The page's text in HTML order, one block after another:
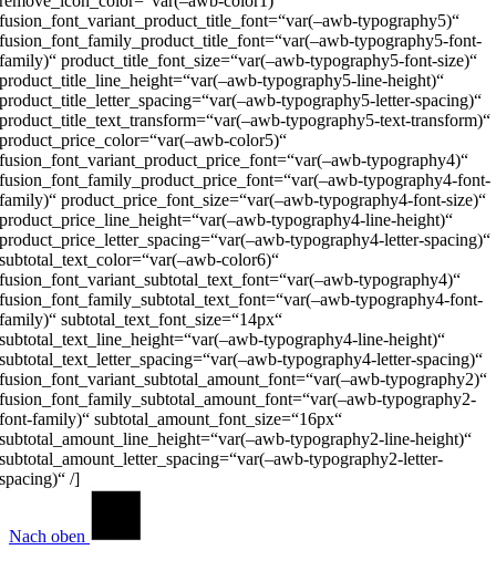
fusion_font_variant_product_title_font=“var(–awb-typography5)“
fusion_font_family_product_title_font=“var(–awb-typography5-font-
family)“ product_title_font_size=“var(–awb-typography5-font-size)“
product_title_line_height=“var(–awb-typography5-line-height)“
product_title_letter_spacing=“var(–awb-typography5-letter-spacing)“
product_title_text_transform=“var(–awb-typography5-text-transform)“
product_price_color=“var(–awb-color5)“
fusion_font_variant_product_price_font=“var(–awb-typography4)“
fusion_font_family_product_price_font=“var(–awb-typography4-font-
family)“ product_price_font_size=“var(–awb-typography4-font-size)“
product_price_line_height=“var(–awb-typography4-line-height)“
product_price_letter_spacing=“var(–awb-typography4-letter-spacing)“
subtotal_text_color=“var(–awb-color6)“
fusion_font_variant_subtotal_text_font=“var(–awb-typography4)“
fusion_font_family_subtotal_text_font=“var(–awb-typography4-font-
family)“ subtotal_text_font_size=“14px“
subtotal_text_line_height=“var(–awb-typography4-line-height)“
subtotal_text_letter_spacing=“var(–awb-typography4-letter-spacing)“
fusion_font_variant_subtotal_amount_font=“var(–awb-typography2)“
fusion_font_family_subtotal_amount_font=“var(–awb-typography2-
font-family)“ subtotal_amount_font_size=“16px“
subtotal_amount_line_height=“var(–awb-typography2-line-height)“
subtotal_amount_letter_spacing=“var(–awb-typography2-letter-
spacing)“ /]
Nach oben